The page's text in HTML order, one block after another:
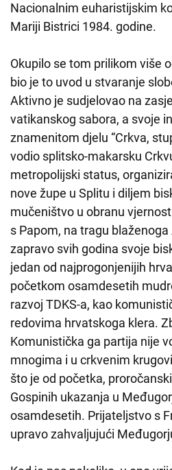
Nacionalnim euharistijskim
Mariji Bistrici 1984. godine.
Okupilo se tom prilikom više
bio je to uvod u stvaranje
Aktivno je sudjelovao na
vatikanskog sabora, a svoje
znamenitom djelu “Crkva,
vodio splitsko-makarsku
metropolijski status,
nove župe u Splitu i diljem
mučeništvo u obranu
s Papom, na tragu
zapravo svih godina svoje
jedan od najprogonjenijih
početkom osamdesetih
razvoj TDKS-a, kao
redovima hrvatskoga klera.
Komunistička ga partija nije
mnogima i u crkvenim
što je od početka,
Gospinih ukazanja u
osamdesetih. Prijateljstvo s
upravo zahvaljujući